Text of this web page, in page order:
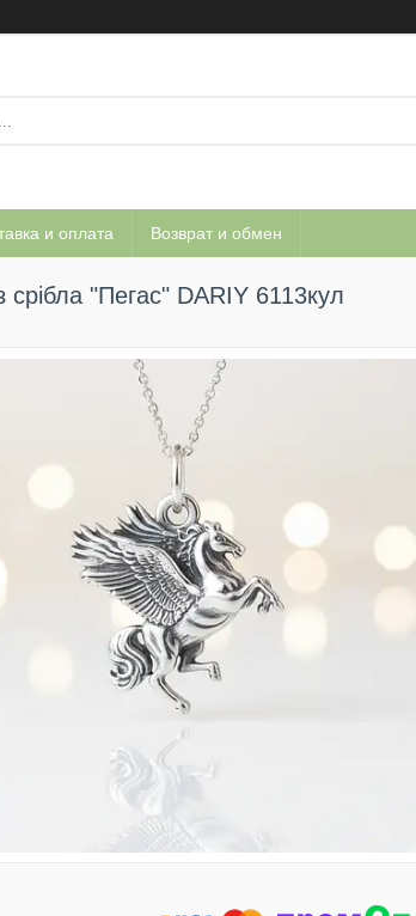
и оплата Возврат и обмен
срібла "Пегас" DARIY 6113кул